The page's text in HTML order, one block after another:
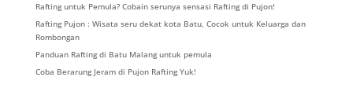
Rafting untuk Pemula? Cobain serunya sensasi Rafting di Pujon!
Rafting Pujon : Wisata seru dekat kota Batu, Cocok untuk Keluarga dan
Rombongan
Panduan Rafting di Batu Malang untuk pemula
Coba Berarung Jeram di Pujon Rafting Yuk!